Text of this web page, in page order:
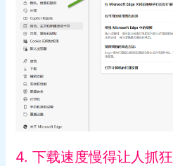
4. 下载速度慢得让人抓狂